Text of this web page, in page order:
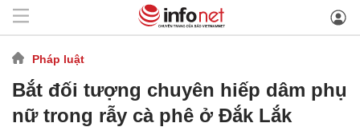
Pháp luật
Bắt đối tượng chuyên hiếp dâm phụ
nữ trong rẫy cà phê ở Đắk Lắk